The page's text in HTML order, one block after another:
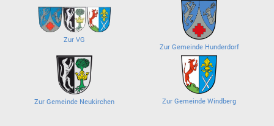
Zur VG
Zur Gemeinde Hunderdorf
Zur Gemeinde Neukirchen Zur Gemeinde Windberg